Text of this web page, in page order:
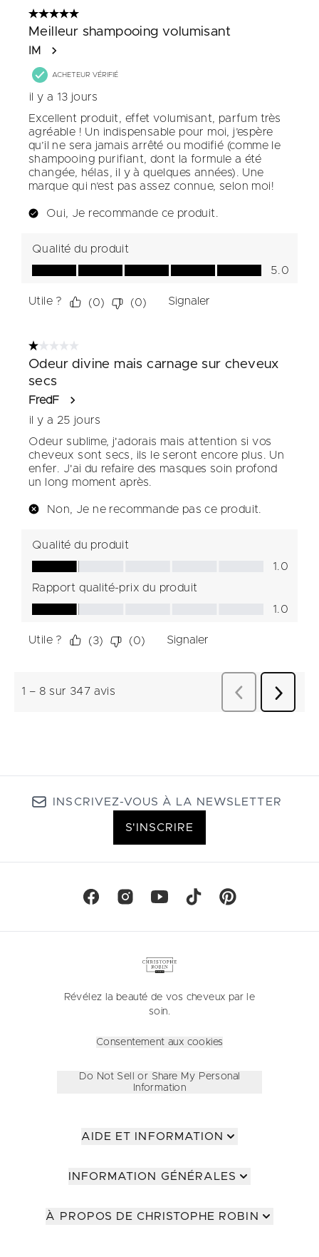
INSCRIVEZ-VOUS À LA NEWSLETTER
S'INSCRIRE
Révélez la beauté de vos cheveux par le
soin.
Consentement aux cookies
Do Not Sell or Share My Personal
Information
AIDE ET INFORMATION
INFORMATION GÉNÉRALES
À PROPOS DE CHRISTOPHE ROBIN